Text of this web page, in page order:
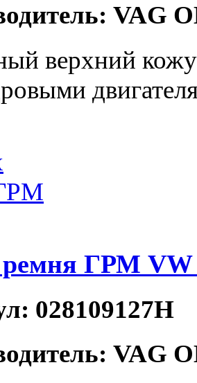
VAG
верхний
ГРМ VW
028109127H
VAG